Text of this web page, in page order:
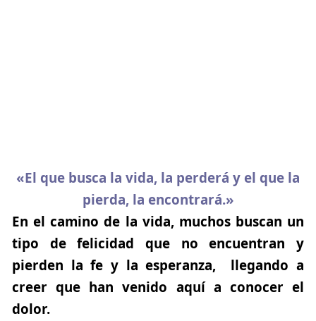
«El que busca la vida, la perderá y el que la
pierda, la encontrará.»
En el camino de la vida, muchos buscan un
tipo de felicidad que no encuentran y
pierden la fe y la esperanza, llegando a
creer que han venido aquí a conocer el
dolor.